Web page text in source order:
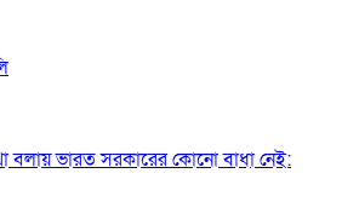
বলায় ভারত সরকারের কোনো বাধা নেই: